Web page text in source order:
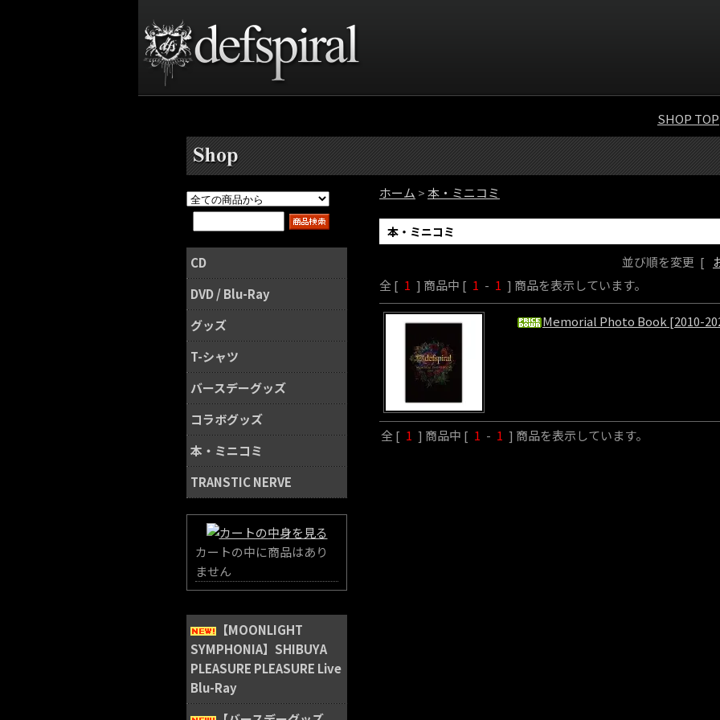
SHOP TOP
CD
DVD / Blu-Ray
グッズ
T-シャツ
バースデーグッズ
コラボグッズ
本・ミニコミ
TRANSTIC NERVE
カートの中に商品はあり
ません
【MOONLIGHT
SYMPHONIA】SHIBUYA
PLEASURE PLEASURE Live
Blu-Ray
ホーム >本・ミニコミ
本・ミニコミ
並び順を変更 [
全 [ 1 ] 商品中 [ 1 - 1 ] 商品を表示しています。
Memorial Photo Book [2010-
全 [ 1 ] 商品中 [ 1 - 1 ] 商品を表示しています。